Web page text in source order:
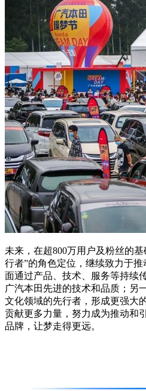
未来，在超800万用户及粉丝的
行者”的角色定位，继续致力于
面通过产品、技术、服务等持续
广汽本田先进的技术和品质；另
文化领域的先行者，形成更强大
贡献更多力量，努力成为推动和
品牌，让梦走得更远。